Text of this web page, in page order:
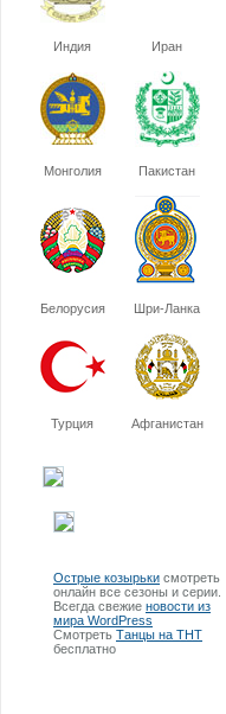
Индия Иран
Монголия Пакистан
Белорусия Шри-Ланка
Турция Афганистан
Острые козырьки смотреть
онлайн все сезоны и серии.
Всегда свежие новости из
мира WordPress
Смотреть Танцы на ТНТ
бесплатно